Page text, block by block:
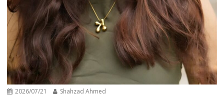
2026/07/21 Shahzad Ahmed